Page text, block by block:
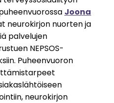
Joona
neurokirjon nuorten ja
palvelujen
NEPSOS-
Puheenvuoron
neurokirjon